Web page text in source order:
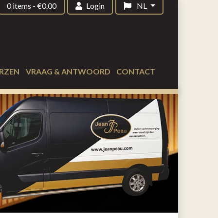
0 items -€0.00 Login NL
VRAAG & ANTWOORD CONTACT